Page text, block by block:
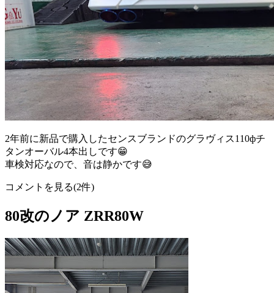
2年前に新品で購入したセンスブランドのグラヴィス110фチ
タンオーバル4本出しです😁
車検対応なので、音は静かです😅
コメントを見る(2件)
80改のノア ZRR80W